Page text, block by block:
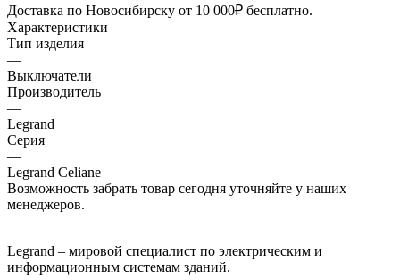
Доставка по Новосибирску от 10 000₽ бесплатно.
Характеристики
Тип изделия
—
Выключатели
Производитель
—
Legrand
Серия
—
Legrand Celiane
Возможность забрать товар сегодня уточняйте у наших
менеджеров.
Legrand – мировой специалист по электрическим и
информационным системам зданий.